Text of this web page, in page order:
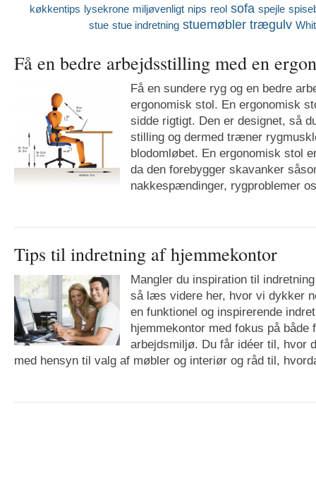
køkkentips lysekrone miljøvenligt nips reol sofa spejle
stue stue indretning stuemøbler trægulv
Få en bedre arbejdsstilling med en
Få en sundere ryg og en bedre
ergonomisk stol. En ergonomisk
sidde rigtigt. Den er designet, så
stilling og dermed træner
blodomløbet. En ergonomisk stol
da den forebygger skavanker
nakkespændinger, rygproblemer
Tips til indretning af hjemmekontor
Mangler du inspiration til
så læs videre her, hvor vi dykker
en funktionel og inspirerende
hjemmekontor med fokus på
arbejdsmiljø. Du får idéer til, hvor
med hensyn til valg af møbler og interiør og råd til,